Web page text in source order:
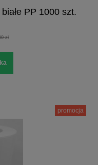
PP 1000 szt.
zł
promocja